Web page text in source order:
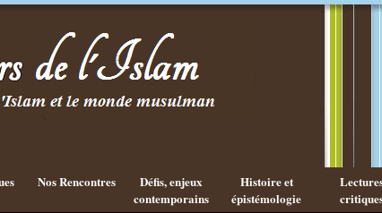
Islamique ?
Nos Rencontres
Défis, enjeux
contemporains
Histoire et
épistémologie